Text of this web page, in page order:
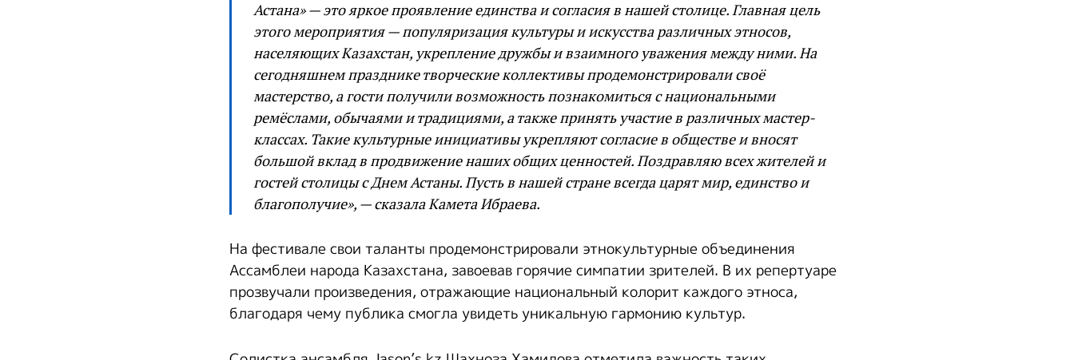
Астана» — это яркое проявление единства и согласия в нашей столице. Главная цель
этого мероприятия — популяризация культуры и искусства различных этносов,
населяющих Казахстан, укрепление дружбы и взаимного уважения между ними. На
сегодняшнем празднике творческие коллективы продемонстрировали своё
мастерство, а гости получили возможность познакомиться с национальными
ремёслами, обычаями и традициями, а также принять участие в различных мастер-
классах. Такие культурные инициативы укрепляют согласие в обществе и вносят
большой вклад в продвижение наших общих ценностей. Поздравляю всех жителей и
гостей столицы с Днем Астаны. Пусть в нашей стране всегда царят мир, единство и
благополучие», — сказала Камета Ибраева.
На фестивале свои таланты продемонстрировали этнокультурные объединения
Ассамблеи народа Казахстана, завоевав горячие симпатии зрителей. В их репертуаре
прозвучали произведения, отражающие национальный колорит каждого этноса,
благодаря чему публика смогла увидеть уникальную гармонию культур.